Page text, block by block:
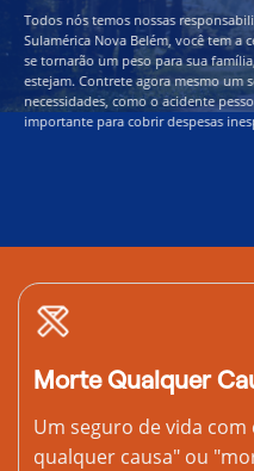
Todos nós temos nossas
Sulamérica Nova Belém, você tem a
se tornarão um peso para sua
estejam. Contrete agora mesmo um
necessidades, como o acidente
importante para cobrir despesas
Morte Qualquer
Um seguro de vida
qualquer causa" ou